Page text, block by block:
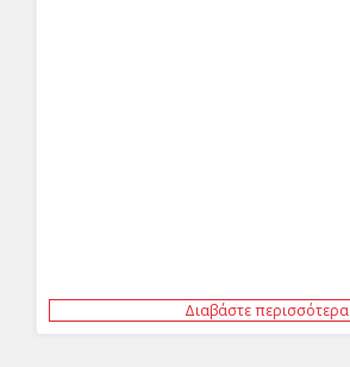
Διαβάστε περισσότερα